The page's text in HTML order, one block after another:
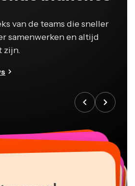
samenwerken en altijd
zijn.
gewoon!